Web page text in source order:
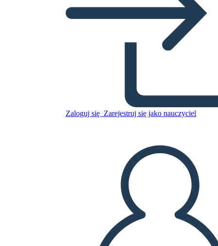
Zaloguj się Zarejestruj się jako nauczyciel
Wanted Poster 2
Skopiuj tę scenorys
STWÓRZ SCENORYS
PRZECZYTAJ MI